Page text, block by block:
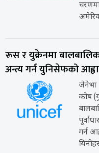
रूस र युक्रेनमा
अन्त्य गर्न युनिसेफको
जेनेभा
कोष
गर्न